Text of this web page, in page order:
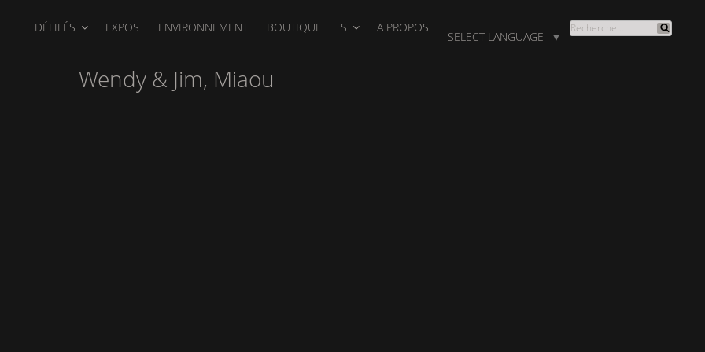
DÉFILÉS EXPOS ENVIRONNEMENT BOUTIQUE S A PROPOS
SELECT LANGUAGE ▼
RECHERCHE
Recherche
Wendy & Jim, Miaou